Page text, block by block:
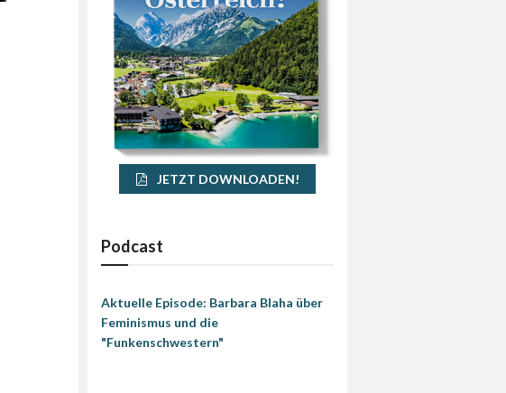
JETZT DOWNLOADEN!
Podcast
Aktuelle Episode: Barbara Blaha über
Feminismus und die
"Funkenschwestern"